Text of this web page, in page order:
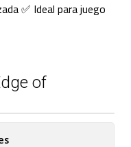
✅ Ideal para juego
of